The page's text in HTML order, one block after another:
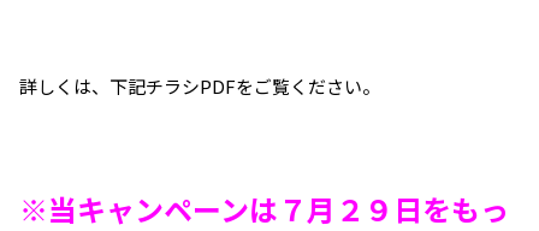
詳しくは、下記チラシPDFをご覧ください。
※当キャンペーンは７月２９日をもっ